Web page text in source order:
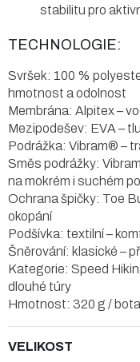
VELIKOST
stabilitu pro
TECHNOLOGIE:
Svršek: 100 %
hmotnost a odolnost
Membrána: Alpitex –
Mezipodešev: EVA –
Podrážka: Vibram® –
Směs podrážky:
na mokrém i suchém
Ochrana špičky: Toe
okopání
Podšívka: textilní –
Šněrování: klasické –
Kategorie: Speed
dlouhé túry
Hmotnost: 320 g / bota